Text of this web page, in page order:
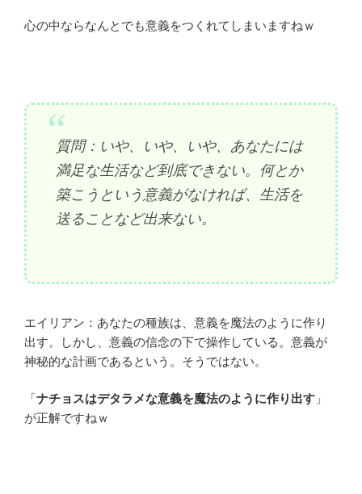
心の中ならなんとでも意義をつくれてしまいますねｗ
質問：いや、いや、いや、あなたには
満足な生活など到底できない。何とか
築こうという意義がなければ、生活を
送ることなど出来ない。
エイリアン：あなたの種族は、意義を魔法のように作り
出す。しかし、意義の信念の下で操作している。意義が
神秘的な計画であるという。そうではない。
「ナチョスはデタラメな意義を魔法のように作り出す 」
が正解ですねｗ